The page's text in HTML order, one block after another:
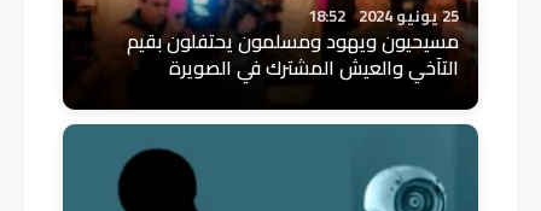
25 يونيو 2024 18:52
مسيحيون ويهود ومسلمون يحتفلون بقيم
التآخي والعيش المشترك في الصويرة